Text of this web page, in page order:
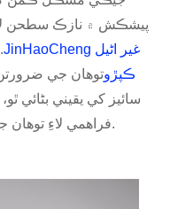
پيشڪش ۾ نازڪ سطحن
لاءِ بي عيب وڏا ڪپڙا شامل آهن.JinHaoCheng غير اڻيل
ڪپڙوتوهان جي
سائيز کي يقيني بڻائي
فراهمي لاءِ توهان جو قابل اعتماد ساٿي بڻائي ٿو.